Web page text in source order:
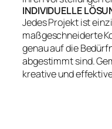
INDIVIDUELLE
Jedes Projekt ist
maßgeschneiderte
genau auf die
abgestimmt sind.
kreative und